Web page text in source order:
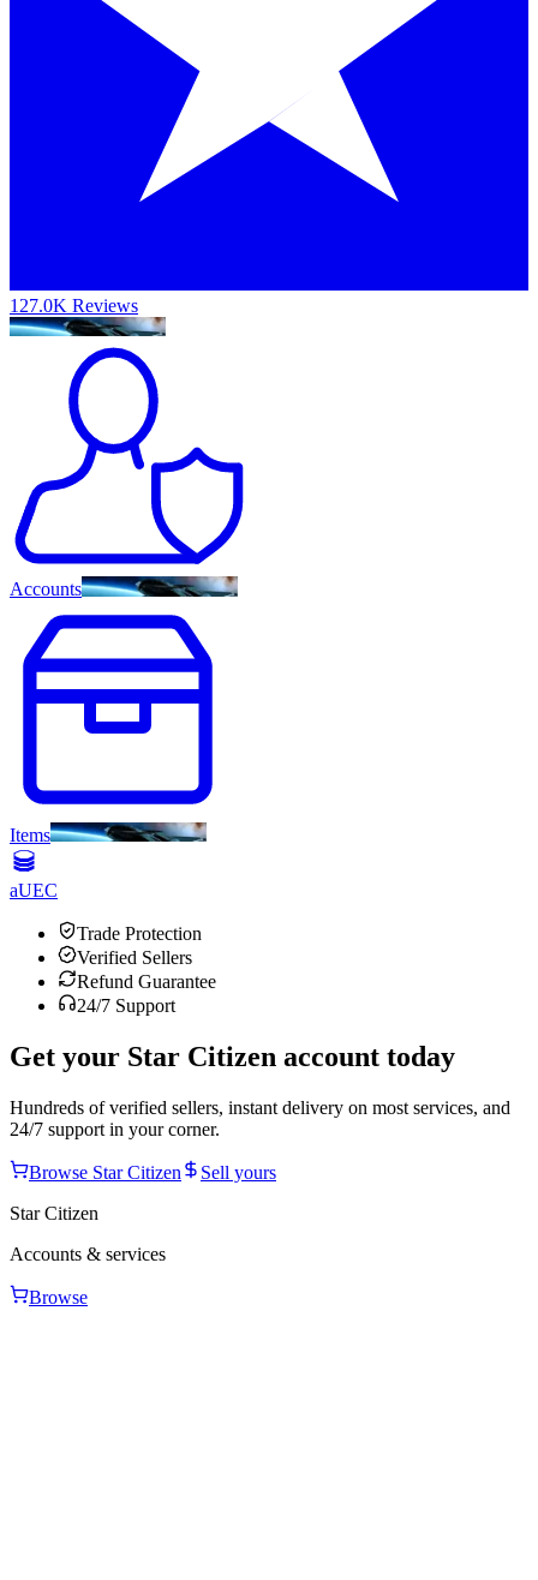
127.0K Reviews
Accounts
Items
aUEC
Trade Protection
Verified Sellers
Refund Guarantee
24/7 Support
Get your Star Citizen account today
Hundreds of verified sellers, instant delivery on most services, and
24/7 support in your corner.
Browse Star Citizen
Sell yours
Star Citizen
Accounts & services
Browse